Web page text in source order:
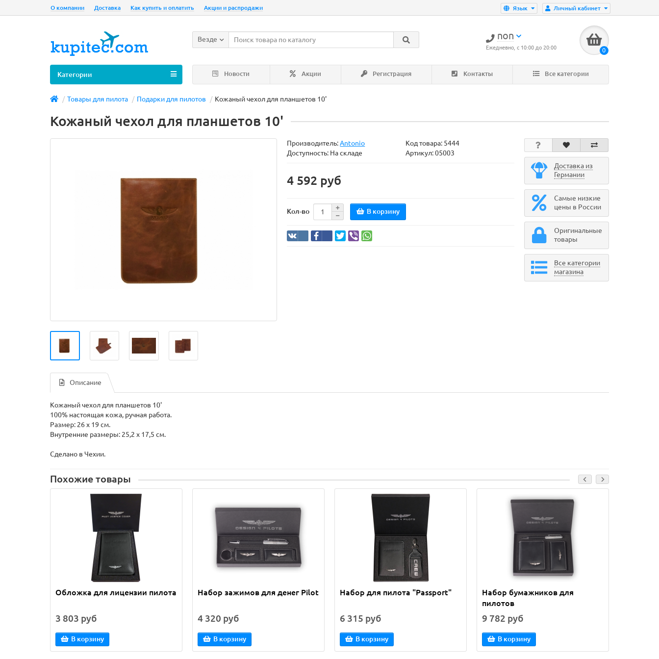
Личный кабинет
Язык
О компании Доставка Как купить и оплатить Акции и распродажи
non
Ежедневно, с 10:00 до 20:00 0
Везде
Новости Акции Регистрация Контакты Все категории
Категории
Товары для пилота Подарки для пилотов Кожаный чехол для планшетов 10'
Кожаный чехол для планшетов 10'
Производитель:Antonio Код товара: 5444
Доступность: На складе
Артикул: 05003
4 592 руб
Кол-во В корзину
Доставка из
Германии
Самые низкие
цены в России
Оригинальные
товары
Все категории
магазина
Описание
Кожаный чехол для планшетов 10'
100% настоящая кожа, ручная работа.
Размер: 26 x 19 см.
Внутренние размеры: 25,2 x 17,5 см.
Сделано в Чехии.
Похожие товары
Обложка для лицензии пилота
3 803 руб
В корзину
Набор зажимов для денег Pilot
4 320 руб
В корзину
Набор для пилота "Passport"
6 315 руб
В корзину
Набор бумажников для
пилотов
9 782 руб
В корзину